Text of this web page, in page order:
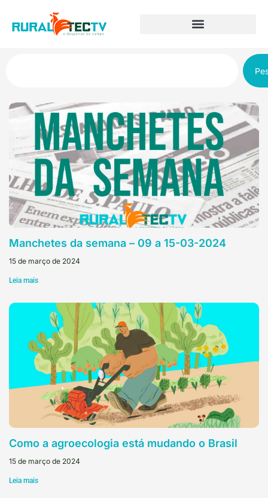
Manchetes da semana – 09 a 15-03-2024
15 de março de 2024
Leia mais
Como a agroecologia está mudando o Brasil
15 de março de 2024
Leia mais